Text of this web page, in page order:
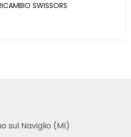
SWISSORS
sul Naviglio (MI)